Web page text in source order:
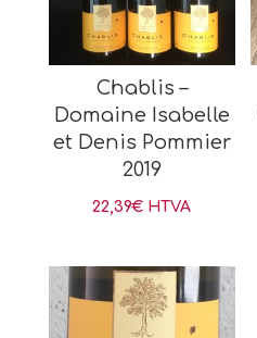
Chablis –
Domaine Isabelle
et Denis Pommier
2019
22,39€ HTVA